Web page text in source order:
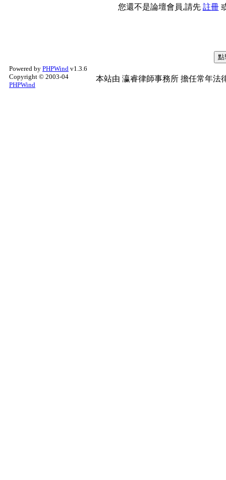
您還不是論壇會員,請先 註冊
Powered by PHPWind v1.3.6
Copyright © 2003-04
PHPWind
本站由 瀛睿律師事務所 擔任常年法